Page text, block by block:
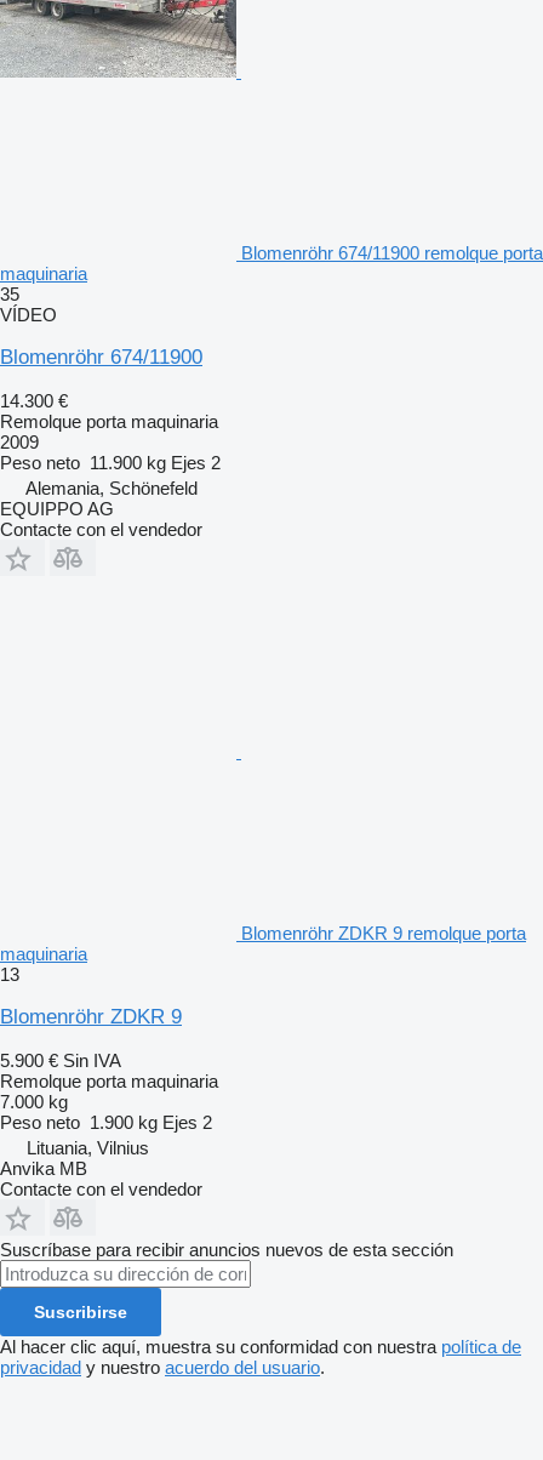
Blomenröhr 674/11900 remolque porta
maquinaria
35
VÍDEO
Blomenröhr 674/11900
14.300 €
Remolque porta maquinaria
2009
Peso neto 11.900 kg Ejes 2
Alemania, Schönefeld
EQUIPPO AG
Contacte con el vendedor
Blomenröhr ZDKR 9 remolque porta
maquinaria
13
Blomenröhr ZDKR 9
5.900 € Sin IVA
Remolque porta maquinaria
7.000 kg
Peso neto 1.900 kg Ejes 2
Lituania, Vilnius
Anvika MB
Contacte con el vendedor
Suscríbase para recibir anuncios nuevos de esta sección
Suscribirse
Al hacer clic aquí, muestra su conformidad con nuestra política de
privacidad y nuestro acuerdo del usuario.